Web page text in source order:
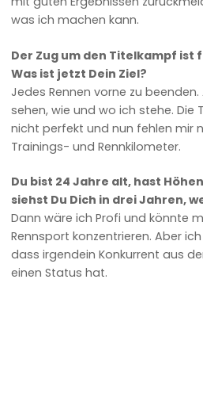
was ich machen kann.
Der Zug um den Titelkampf ist
Was ist jetzt Dein Ziel?
Jedes Rennen vorne zu
sehen, wie und wo ich stehe. Die
nicht perfekt und nun fehlen mir
Trainings- und Rennkilometer.
Du bist 24 Jahre alt, hast
siehst Du Dich in drei Jahren,
Dann wäre ich Profi und könnte
Rennsport konzentrieren. Aber
dass irgendein Konkurrent aus
einen Status hat.